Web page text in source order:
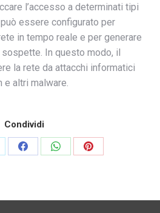
l’accesso a determinati tipi
essere configurato per
in tempo reale e per generare
In questo modo, il
la rete da attacchi informatici
e altri malware.
Condividi
Share
Share
Share